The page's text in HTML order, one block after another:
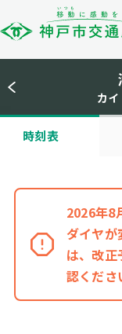
カ
時刻表
2026年8
ダイヤが
は、改正
認くださ